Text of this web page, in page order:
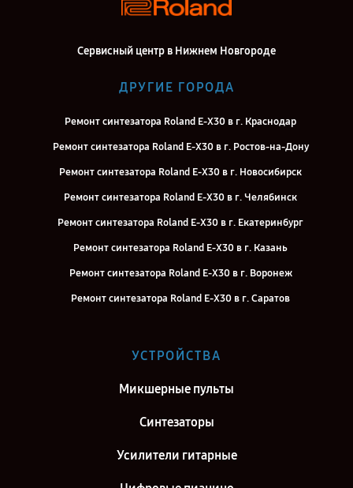
Сервисный центр в Нижнем Новгороде
ДРУГИЕ ГОРОДА
Ремонт синтезатора Roland E-X30 в г. Краснодар
Ремонт синтезатора Roland E-X30 в г. Ростов-на-Дону
Ремонт синтезатора Roland E-X30 в г. Новосибирск
Ремонт синтезатора Roland E-X30 в г. Челябинск
Ремонт синтезатора Roland E-X30 в г. Екатеринбург
Ремонт синтезатора Roland E-X30 в г. Казань
Ремонт синтезатора Roland E-X30 в г. Воронеж
Ремонт синтезатора Roland E-X30 в г. Саратов
Ремонт синтезатора Roland E-X30 в г. Киров
Ремонт синтезатора Roland E-X30 в г. Санкт-Петербург
УСТРОЙСТВА
Микшерные пульты
Синтезаторы
Усилители гитарные